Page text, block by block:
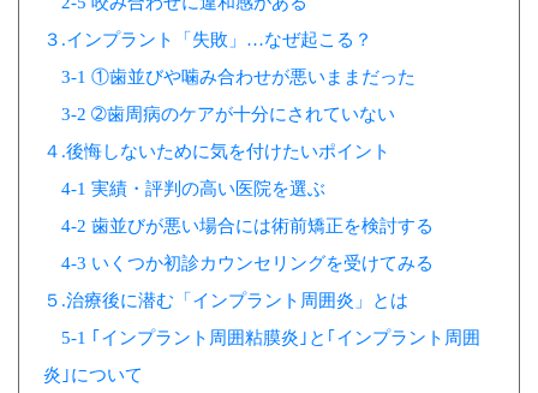
３.インプラント「失敗」…なぜ起こる？
3-1 ①歯並びや噛み合わせが悪いままだった
3-2 ➁歯周病のケアが十分にされていない
４.後悔しないために気を付けたいポイント
4-1 実績・評判の高い医院を選ぶ
4-2 歯並びが悪い場合には術前矯正を検討する
4-3 いくつか初診カウンセリングを受けてみる
５.治療後に潜む「インプラント周囲炎」とは
5-1 ｢インプラント周囲粘膜炎｣と｢インプラント周囲
炎｣について